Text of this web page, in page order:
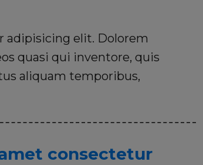
adipisicing elit. Dolorem
quasi qui inventore, quis
aliquam temporibus,
consectetur